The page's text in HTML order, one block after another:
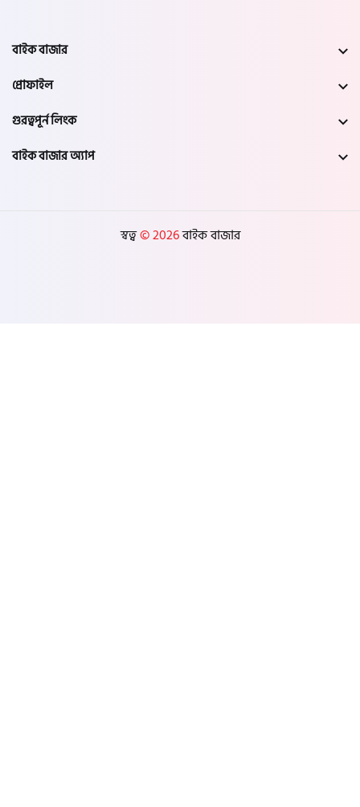
বাইক বাজার
প্রোফাইল
গুরত্বপূর্ন লিংক
বাইক বাজার অ্যাপ
স্বত্ব© 2026বাইক বাজার